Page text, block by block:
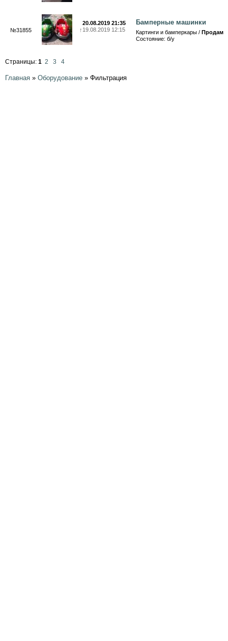
№31855
20.08.2019 21:35
↑ 19.08.2019 12:15
Бамперные машинки
Картинги и бамперкары / Продам
Состояние: б/у
Страницы: 1 2 3 4
Главная » Оборудование » Фильтрация